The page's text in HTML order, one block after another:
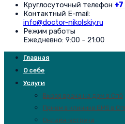
Круглосуточный телефон
Контактный E-mail:
info@doctor-nikolskiy.ru
Режим работы
Ежедневно: 9:00 - 21:00
Главная
О себе
Услуги
Вызов врача на дом в Спб
Прием в клинике EMS в
Онлайн-встреча